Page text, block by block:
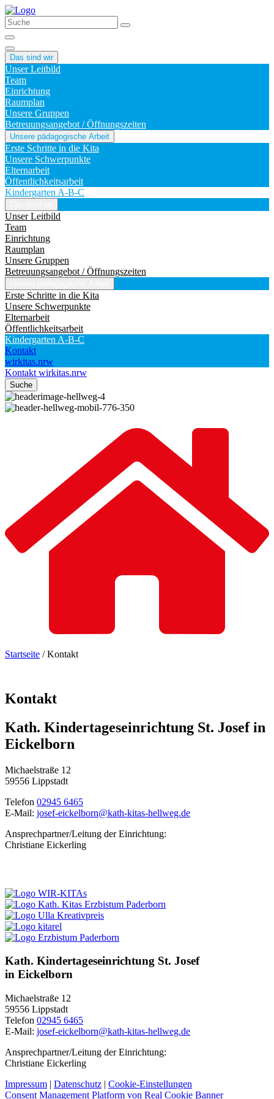
Das sind wir
Unser Leitbild
Team
Einrichtung
Raumplan
Unsere Gruppen
Betreuungsangebot / Öffnungszeiten
Unsere pädagogische Arbeit
Erste Schritte in die Kita
Unsere Schwerpunkte
Elternarbeit
Öffentlichkeitsarbeit
Kindergarten A-B-C
Unser Leitbild
Team
Einrichtung
Raumplan
Unsere Gruppen
Betreuungsangebot / Öffnungszeiten
Erste Schritte in die Kita
Unsere Schwerpunkte
Elternarbeit
Öffentlichkeitsarbeit
Kindergarten A-B-C
Kontakt
wirkitas.nrw
Kontakt wirkitas.nrw
Suche
Startseite /Kontakt
Kontakt
Kath. Kindertageseinrichtung St. Josefin
Eickelborn
Michaelstraße 12
59556 Lippstadt
Telefon 02945 6465
E-Mail: josef-eickelborn@kath-kitas-hellweg.de
Ansprechpartner/Leitung der Einrichtung:
Christiane Eickerling
Kath. Kindertageseinrichtung St. Josef
in Eickelborn
Michaelstraße 12
59556 Lippstadt
Telefon 02945 6465
E-Mail: josef-eickelborn@kath-kitas-hellweg.de
Ansprechpartner/Leitung der Einrichtung:
Christiane Eickerling
Impressum | Datenschutz | Cookie-Einstellungen
Consent Management Platform von Real Cookie Banner